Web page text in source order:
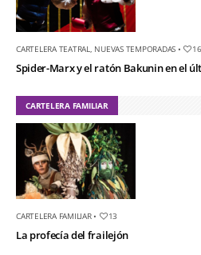
CARTELERA TEATRAL NUEVAS TEMPORADAS • 16
Spider-Marx y el ratón Bakunin en el
CARTELERA FAMILIAR
CARTELERA FAMILIAR• 13
La profecía del frailejón